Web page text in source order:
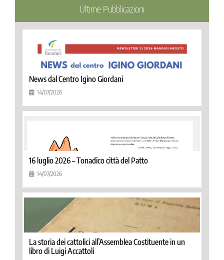
Ultime Pubblicazioni
News dal Centro Igino Giordani
14/07/2026
16 luglio 2026 – Tonadico città del Patto
14/07/2026
La storia dei cattolici all’Assemblea Costituente in un
libro di Luigi Accattoli